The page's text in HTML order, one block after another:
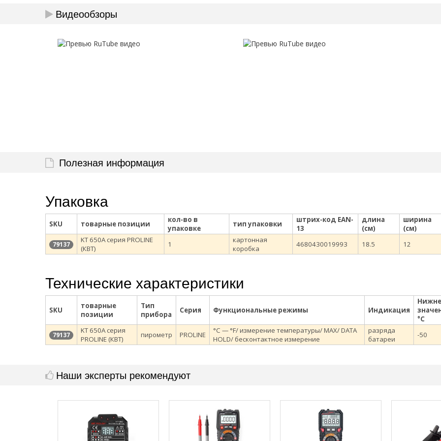
Видеообзоры
Полезная информация
Упаковка
SKU товарные позиции
кол-во в
упаковке
тип упаковки
штрих-код EAN-
13
длина
(см)
ширина
(см)
79137
KT 650A серия PROLINE
(КВТ)
1
картонная
коробка
4680430019993 18.5 12
Технические характеристики
SKU
товарные
позиции
Тип
прибора
Серия Функциональные режимы Индикация
°С
79137
KT 650A серия
PROLINE (КВТ)
пирометр PROLINE
°C — °F/ измерение температуры/ MAX/ DATA
HOLD/ бесконтактное измерение
разряда
батареи
-50
Наши эксперты рекомендуют